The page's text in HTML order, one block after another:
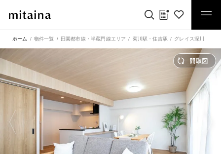
ホーム 物件一覧 田園都市線・半蔵門線エリア 菊川駅 ・住吉駅 グレイス深川 暮ら